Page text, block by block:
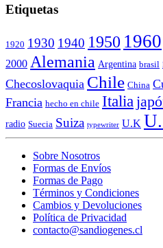
Etiquetas
1920 1930 1940 1950 1960
2000 Alemania Argentina brasil
Checoslovaquia Chile China
Francia hecho en chile Italia
radio Suecia Suiza typewriter U.K
Sobre Nosotros
Formas de Envíos
Formas de Pago
Términos y Condiciones
Cambios y Devoluciones
Política de Privacidad
contacto@sandiogenes.cl